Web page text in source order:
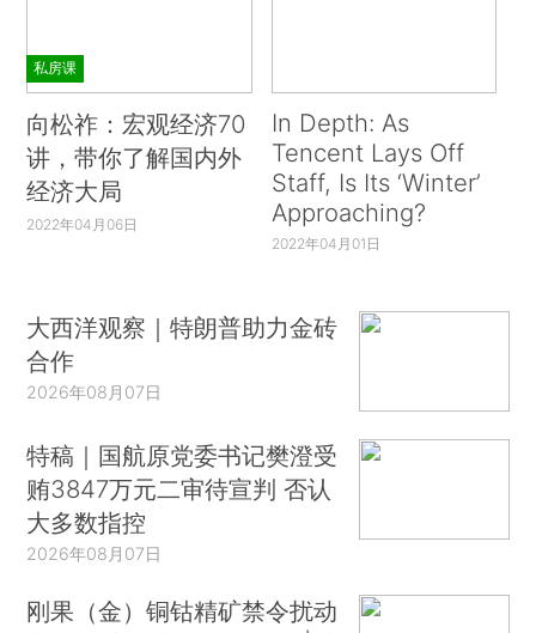
私房课
向松祚：宏观经济70
讲，带你了解国内外
经济大局
2022年04月06日
In Depth: As
Tencent Lays Off
Staff, Is Its ‘Winter’
Approaching?
2022年04月01日
大西洋观察｜特朗普助力金砖
合作
2026年08月07日
特稿｜国航原党委书记樊澄受
贿3847万元二审待宣判 否认
大多数指控
2026年08月07日
刚果（金）铜钴精矿禁令扰动